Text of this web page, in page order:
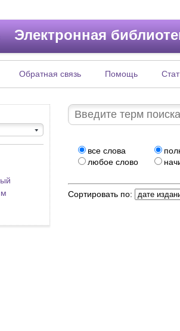
Электронная
Обратная связь Помощь
все слова
любое слово
Сортировать по: